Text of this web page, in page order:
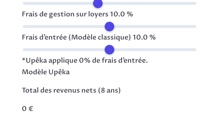
Frais de gestion sur loyers 10.0 %
Frais d’entrée (Modèle classique) 10.0 %
*Upêka applique 0% de frais d’entrée.
Modèle Upêka
Total des revenus nets (8 ans)
0 €